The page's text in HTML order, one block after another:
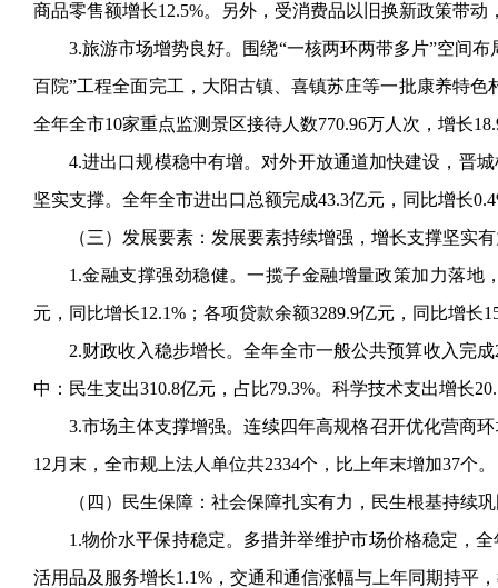
商品零售额增长12.5%。另外，受消费品以旧换新政策带
3.旅游市场增势良好。围绕“一核两环两带多片”空间
百院”工程全面完工，大阳古镇、喜镇苏庄等一批康养特
全年全市10家重点监测景区接待人数770.96万人次，增长
4.进出口规模稳中有增。对外开放通道加快建设，晋
坚实支撑。全年全市进出口总额完成43.3亿元，同比增长
（三）发展要素：发展要素持续增强，增长支撑坚实
1.金融支撑强劲稳健。一揽子金融增量政策加力落地
元，同比增长12.1%；各项贷款余额3289.9亿元，同比增长
2.财政收入稳步增长。全年全市一般公共预算收入完
中：民生支出310.8亿元，占比79.3%。科学技术支出增长
3.市场主体支撑增强。连续四年高规格召开优化营商
12月末，全市规上法人单位共2334个，比上年末增加37个。
（四）民生保障：社会保障扎实有力，民生根基持续
1.物价水平保持稳定。多措并举维护市场价格稳定，
活用品及服务增长1.1%，交通和通信涨幅与上年同期持平